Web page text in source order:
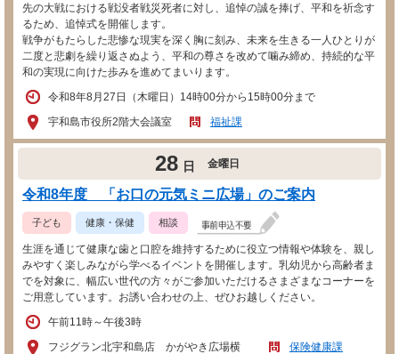
先の大戦における戦没者戦災死者に対し、追悼の誠を捧げ、平和を祈念す
るため、追悼式を開催します。
戦争がもたらした悲惨な現実を深く胸に刻み、未来を生きる一人ひとりが
二度と悲劇を繰り返さぬよう、平和の尊さを改めて噛み締め、持続的な平
和の実現に向けた歩みを進めてまいります。
令和8年8月27日（木曜日）14時00分から15時00分まで
宇和島市役所2階大会議室
福祉課
28 日 金曜日
令和8年度 「お口の元気ミニ広場」のご案内
子ども 健康・保健 相談
生涯を通じて健康な歯と口腔を維持するために役立つ情報や体験を、親し
みやすく楽しみながら学べるイベントを開催します。乳幼児から高齢者ま
でを対象に、幅広い世代の方々がご参加いただけるさまざまなコーナーを
ご用意しています。お誘い合わせの上、ぜひお越しください。
午前11時～午後3時
フジグラン北宇和島店 かがやき広場横
保険健康課